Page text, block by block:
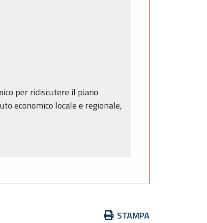
per ridiscutere il piano
economico locale e regionale,
Azioni STAMPA